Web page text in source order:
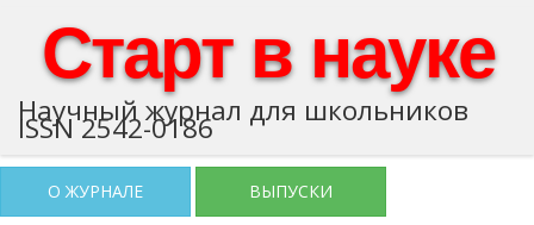
Старт в науке
Научный журнал для школьников
ISSN 2542-0186
О ЖУРНАЛЕ ВЫПУСКИ